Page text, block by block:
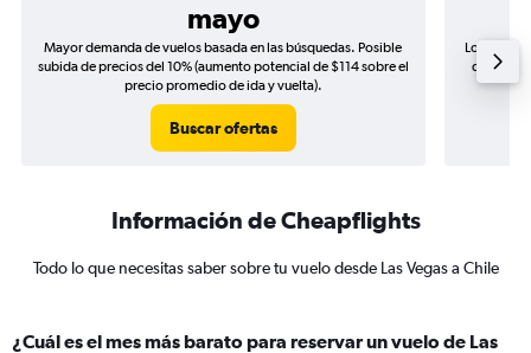
mayo
Mayor demanda de vuelos basada en las búsquedas. Posible
subida de precios del 10% (aumento potencial de $114 sobre el
precio promedio de ida y vuelta).
Buscar ofertas
Los
de
Información de Cheapflights
Todo lo que necesitas saber sobre tu vuelo desde Las Vegas a Chile
¿Cuál es el mes más barato para reservar un vuelo de Las